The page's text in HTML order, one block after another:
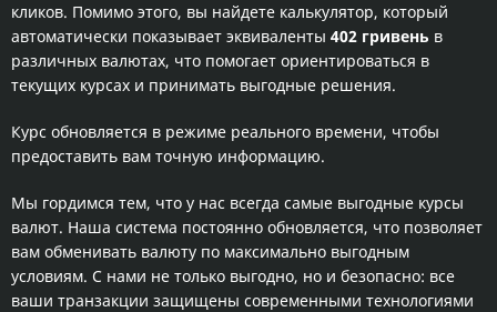
кликов. Помимо этого, вы найдете калькулятор, который
автоматически показывает эквиваленты 402 гривень в
различных валютах, что помогает ориентироваться в
текущих курсах и принимать выгодные решения.
Курс обновляется в режиме реального времени, чтобы
предоставить вам точную информацию.
Мы гордимся тем, что у нас всегда самые выгодные курсы
валют. Наша система постоянно обновляется, что позволяет
вам обменивать валюту по максимально выгодным
условиям. С нами не только выгодно, но и безопасно: все
ваши транзакции защищены современными технологиями